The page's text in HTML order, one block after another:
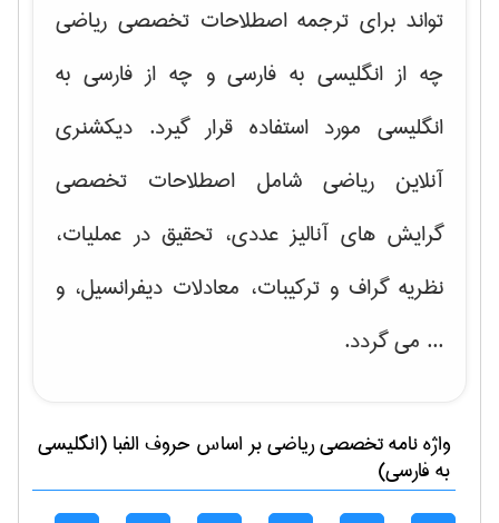
تواند برای ترجمه اصطلاحات تخصصی ریاضی
چه از انگلیسی به فارسی و چه از فارسی به
انگلیسی مورد استفاده قرار گیرد. دیکشنری
آنلاین ریاضی شامل اصطلاحات تخصصی
گرایش های آنالیز عددی، تحقیق در عملیات،
نظریه گراف و تركیبات، معادلات دیفرانسیل، و
... می گردد.
واژه نامه تخصصیرياضیبر اساس حروف الفبا (انگلیسی
به فارسی)